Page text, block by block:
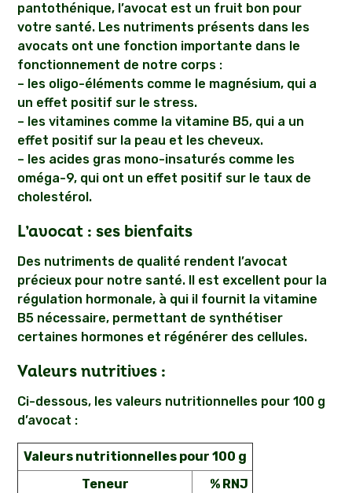
pantothénique, l’avocat est un fruit bon pour
votre santé. Les nutriments présents dans les
avocats ont une fonction importante dans le
fonctionnement de notre corps :
– les oligo-éléments comme le magnésium, qui a
un effet positif sur le stress.
– les vitamines comme la vitamine B5, qui a un
effet positif sur la peau et les cheveux.
– les acides gras mono-insaturés comme les
oméga-9, qui ont un effet positif sur le taux de
cholestérol.
L’avocat : ses bienfaits
Des nutriments de qualité rendent l’avocat
précieux pour notre santé. Il est excellent pour la
régulation hormonale, à qui il fournit la vitamine
B5 nécessaire, permettant de synthétiser
certaines hormones et régénérer des cellules.
Valeurs nutritives :
Ci-dessous, les valeurs nutritionnelles pour 100 g
d’avocat :
Valeurs nutritionnelles pour 100 g
Teneur
% RNJ